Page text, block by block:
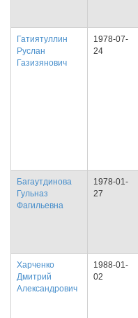
Гатиятуллин
Руслан
Газизянович
1978-07-
24
Багаутдинова
Гульназ
Фагильевна
1978-01-
27
Харченко
Дмитрий
Александрович
1988-01-
02